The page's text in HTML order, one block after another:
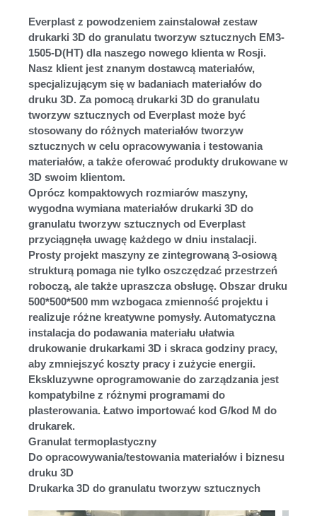
Everplast z powodzeniem zainstalował zestaw
drukarki 3D do granulatu tworzyw sztucznych EM3-
1505-D(HT) dla naszego nowego klienta w Rosji.
Nasz klient jest znanym dostawcą materiałów,
specjalizującym się w badaniach materiałów do
druku 3D. Za pomocą drukarki 3D do granulatu
tworzyw sztucznych od Everplast może być
stosowany do różnych materiałów tworzyw
sztucznych w celu opracowywania i testowania
materiałów, a także oferować produkty drukowane w
3D swoim klientom.
Oprócz kompaktowych rozmiarów maszyny,
wygodna wymiana materiałów drukarki 3D do
granulatu tworzyw sztucznych od Everplast
przyciągnęła uwagę każdego w dniu instalacji.
Prosty projekt maszyny ze zintegrowaną 3-osiową
strukturą pomaga nie tylko oszczędzać przestrzeń
roboczą, ale także upraszcza obsługę. Obszar druku
500*500*500 mm wzbogaca zmienność projektu i
realizuje różne kreatywne pomysły. Automatyczna
instalacja do podawania materiału ułatwia
drukowanie drukarkami 3D i skraca godziny pracy,
aby zmniejszyć koszty pracy i zużycie energii.
Ekskluzywne oprogramowanie do zarządzania jest
kompatybilne z różnymi programami do
plasterowania. Łatwo importować kod G/kod M do
drukarek.
Granulat termoplastyczny
Do opracowywania/testowania materiałów i biznesu
druku 3D
Drukarka 3D do granulatu tworzyw sztucznych